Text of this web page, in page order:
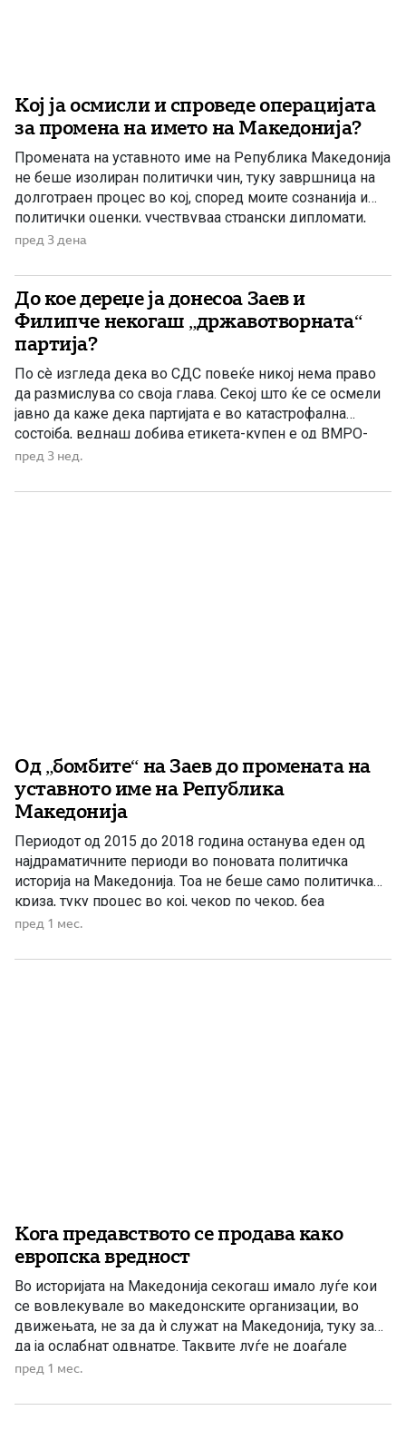
Кој ја осмисли и спроведе операцијата
за промена на името на Македонија?
Промената на уставното име на Република Македонија
не беше изолиран политички чин, туку завршница на
долготраен процес во кој, според моите сознанија и
политички оценки, учествуваа странски дипломати,
домашни политичари и регионални центри на влијание.
американскиот дипломат Филип Рикер, кој долги
години беше непосредно вклучен во американската
[…]
пред 3 дена
До кое дереџе ја донесоа Заев и
Филипче некогаш „државотворната“
партија?
По сè изгледа дека во СДС повеќе никој нема право
да размислува со своја глава. Секој што ќе се осмели
јавно да каже дека партијата е во катастрофална
состојба, веднаш добива етикета-купен е од ВМРО-
ДПМНЕ, човек е на Мицкоски, уценет е или продаден.
дискредитации, навреди, наместо самокритика
пред 3 нед.
Од „бомбите“ на Заев до промената на
уставното име на Република
Македонија
Периодот од 2015 до 2018 година останува еден од
најдраматичните периоди во поновата политичка
историја на Македонија. Тоа не беше само политичка
криза, туку процес во кој, чекор по чекор, беа
разнишани институциите, беше нарушена довербата
граѓаните, а на крајот беше променето уставното име
пред 1 мес.
Кога предавството се продава како
европска вредност
Во историјата на Македонија секогаш имало луѓе кои
се вовлекувале во македонските организации, во
движењата, не за да ѝ служат на Македонија, туку за
да ја ослабнат одвнатре. Таквите луѓе не доаѓале
секогаш со туѓа униформа. Не доаѓале секогаш со
македонско име, со патриотски зборови, со големи
пред 1 мес.